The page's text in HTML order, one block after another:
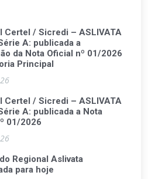
Certel / Sicredi – ASLIVATA
A: publicada a
da Nota Oficial nº 01/2026
Principal
Certel / Sicredi – ASLIVATA
A: publicada a Nota
01/2026
Regional Aslivata
para hoje